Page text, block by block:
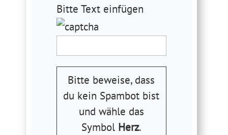
Bitte
lasse
dieses
Feld
leer.
Bitte Text einfügen
Bitte beweise, dass
du kein Spambot bist
und wähle das
SymbolHerz.